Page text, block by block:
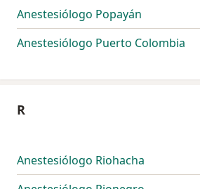
Anestesiólogo Popayán
Anestesiólogo Puerto Colombia
R
Anestesiólogo Riohacha